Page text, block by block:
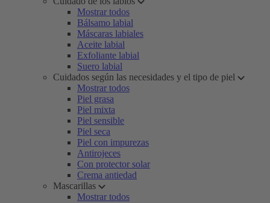
Mostrar todos
Bálsamo labial
Máscaras labiales
Aceite labial
Exfoliante labial
Suero labial
Cuidados según las necesidades y el tipo de piel
Mostrar todos
Piel grasa
Piel mixta
Piel sensible
Piel seca
Piel con impurezas
Antirojeces
Con protector solar
Crema antiedad
Mascarillas
Mostrar todos